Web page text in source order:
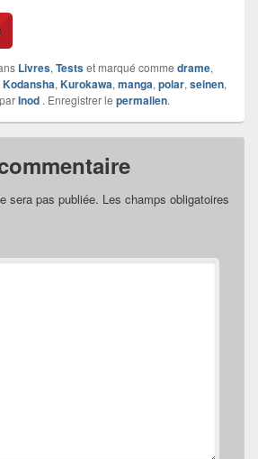
Livres, Testset marqué comme drame,
Kodansha, Kurokawa, manga, polar, seinen,
parInod . Enregistrer le permalien.
sera pas publiée. Les champs obligatoires